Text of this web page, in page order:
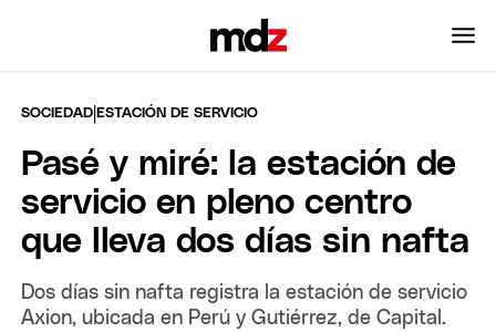
SOCIEDAD |ESTACIÓN DE SERVICIO
Pasé y miré: la estación de
servicio en pleno centro
que lleva dos días sin nafta
Dos días sin nafta registra la estación de servicio
Axion, ubicada en Perú y Gutiérrez, de Capital.